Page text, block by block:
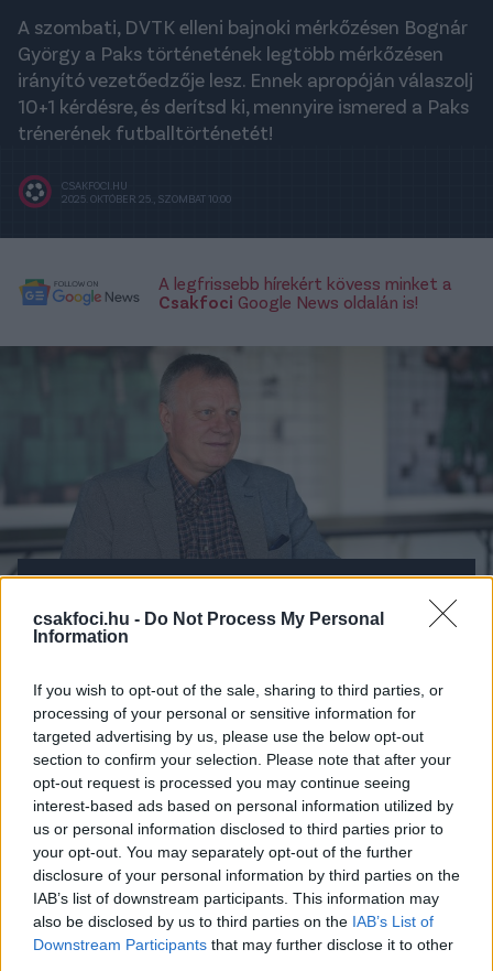
csakfoci.hu - Do Not Process My Personal
Information
If you wish to opt-out of the sale, sharing to third parties, or
processing of your personal or sensitive information for
targeted advertising by us, please use the below opt-out
section to confirm your selection. Please note that after your
opt-out request is processed you may continue seeing
interest-based ads based on personal information utilized by
us or personal information disclosed to third parties prior to
your opt-out. You may separately opt-out of the further
disclosure of your personal information by third parties on the
IAB’s list of downstream participants. This information may
also be disclosed by us to third parties on the IAB’s List of
Downstream Participants that may further disclose it to other
A szombati, DVTK elleni bajnoki mérkőzésen Bognár
György a Paks történetének legtöbb mérkőzésen
irányító vezetőedzője lesz. Ennek apropóján válaszolj
10+1 kérdésre, és derítsd ki, mennyire ismered a Paks
trénerének futballtörténetét!
CSAKFOCI.HU
2025. OKTÓBER 25., SZOMBAT 10:00
A legfrissebb hírekért kövess minket a
Csakfoci Google News oldalán is!
pályafutását - játékosként és
vezetőedzőként egyaránt?
Az alábbiakban egy 10+1 kérdésből álló kvízt
találsz Bognár György pályafutásának
legfontosabb állomásairól.
TOVÁBB A KVÍZHEZ
Olvastad már?